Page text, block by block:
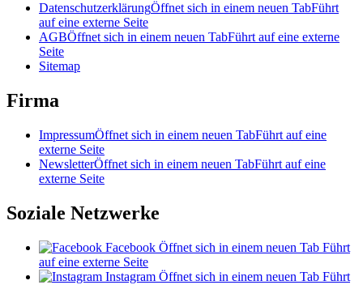
DatenschutzerklärungÖffnet sich in einem neuen TabFührt
auf eine externe Seite
AGBÖffnet sich in einem neuen TabFührt auf eine externe
Seite
Sitemap
Firma
ImpressumÖffnet sich in einem neuen TabFührt auf eine
externe Seite
NewsletterÖffnet sich in einem neuen TabFührt auf eine
externe Seite
Soziale Netzwerke
Facebook Öffnet sich in einem neuen Tab Führt
auf eine externe Seite
Instagram Öffnet sich in einem neuen Tab Führt